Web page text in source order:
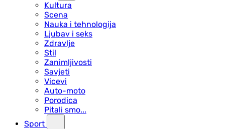
Kultura
Scena
Nauka i tehnologija
Ljubav i seks
Zdravlje
Stil
Zanimljivosti
Savjeti
Vicevi
Auto-moto
Porodica
Pitali smo...
Sport